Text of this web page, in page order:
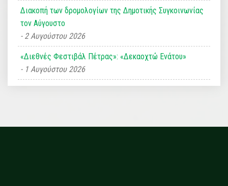
Διακοπή των δρομολογίων της Δημοτικής Συγκοινωνίας
τον Αύγουστο
2 Αυγούστου 2026
«Διεθνές Φεστιβάλ Πέτρας»: «Δεκαοχτώ Ενάτου»
1 Αυγούστου 2026